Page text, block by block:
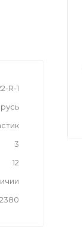
R-1
3
12
2380